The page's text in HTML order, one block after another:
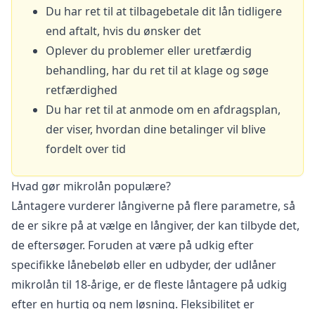
Du har ret til at tilbagebetale dit lån tidligere
end aftalt, hvis du ønsker det
Oplever du problemer eller uretfærdig
behandling, har du ret til at klage og søge
retfærdighed
Du har ret til at anmode om en afdragsplan,
der viser, hvordan dine betalinger vil blive
fordelt over tid
Hvad gør mikrolån populære?
Låntagere vurderer långiverne på flere parametre, så
de er sikre på at vælge en långiver, der kan tilbyde det,
de eftersøger. Foruden at være på udkig efter
specifikke lånebeløb eller en udbyder, der udlåner
mikrolån til 18-årige, er de fleste låntagere på udkig
efter en hurtig og nem løsning. Fleksibilitet er